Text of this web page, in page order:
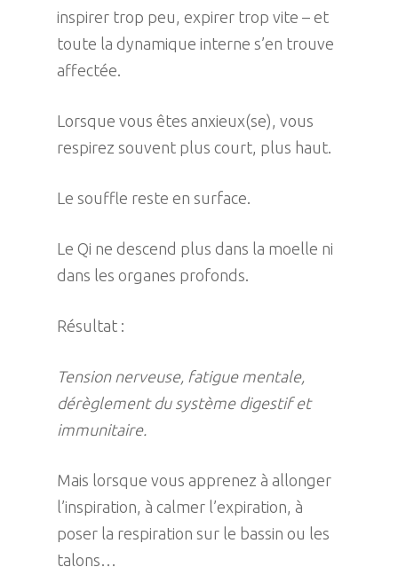
inspirer trop peu, expirer trop vite – et
toute la dynamique interne s’en trouve
affectée.
Lorsque vous êtes anxieux(se), vous
respirez souvent plus court, plus haut.
Le souffle reste en surface.
Le Qi ne descend plus dans la moelle ni
dans les organes profonds.
Résultat :
Tension nerveuse, fatigue mentale,
dérèglement du système digestif et
immunitaire.
Mais lorsque vous apprenez à allonger
l’inspiration, à calmer l’expiration, à
poser la respiration sur le bassin ou les
talons…